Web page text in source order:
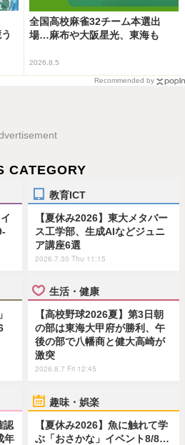
全国高校麻雀32チーム本選出
場…麻布や大阪星光、東海も
2026.8.5
Recommended by
CATEGORY
教育ICT
【夏休み2026】東大メタバー
ス工学部、生成AIなどジュニ
ア講座6選
2026.7.30 Thu 11:15
生活・健康
【高校野球2026夏】第3日朝
の部は東海大甲府が勝利、午
後の部で八幡商と健大高崎が
激突
2026.8.7 Fri 12:45
認
年
趣味・娯楽
【夏休み2026】魚に触れて学
ぶ「おさかな」イベント8/8…